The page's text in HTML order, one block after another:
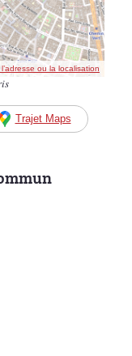
ou la localisation
Trajet Maps